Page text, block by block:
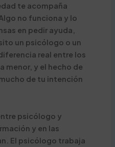
te acompaña
no funciona y lo
en pedir ayuda,
un psicólogo o un
real entre los
menor, y el hecho de
de tu intención
psicólogo y
y en las
El psicólogo trabaja